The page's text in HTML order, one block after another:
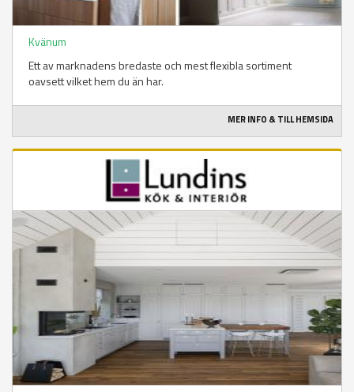
Kvänum
Ett av marknadens bredaste och mest flexibla sortiment
oavsett vilket hem du än har.
MER INFO & TILL HEMSIDA